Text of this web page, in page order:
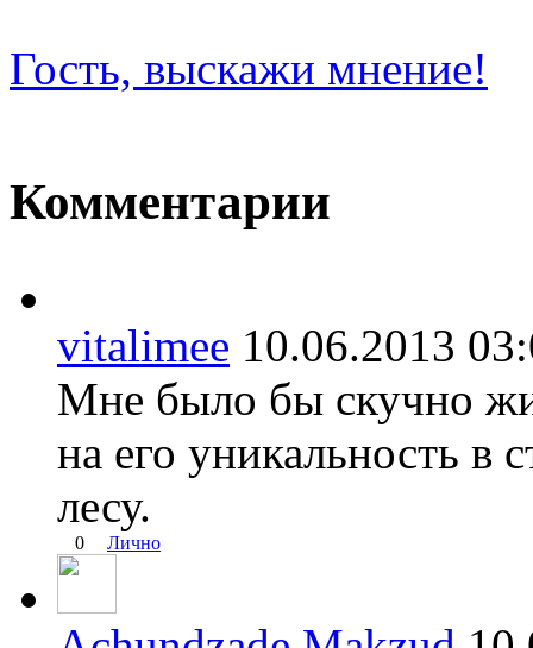
Гость, выскажи мнение!
Комментарии
vitalimee 10.06.2013
Мне было бы скучно
на его уникальность в
лесу.
0 Лично